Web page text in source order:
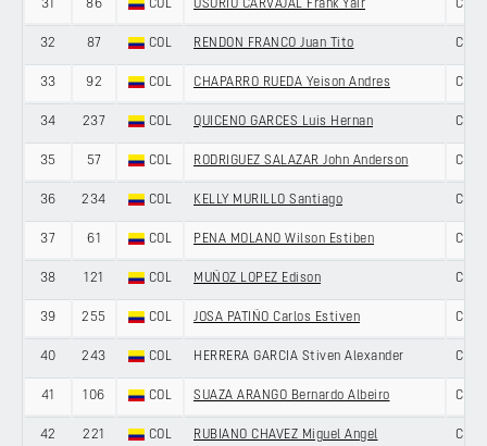
31 86 COL OSORIO CARVAJAL Frank Yair
32 87 COL RENDON FRANCO Juan Tito
33 92 COL CHAPARRO RUEDA Yeison Andres
34 237 COL QUICENO GARCES Luis Hernan
35 57 COL RODRIGUEZ SALAZAR John Anderson
36 234 COL KELLY MURILLO Santiago
37 61 COL PENA MOLANO Wilson Estiben
38 121 COL MUÑOZ LOPEZ Edison
39 255 COL JOSA PATIÑO Carlos Estiven
40 243 COL HERRERA GARCIA Stiven Alexander
41 106 COL SUAZA ARANGO Bernardo Albeiro
42 221 COL RUBIANO CHAVEZ Miguel Angel